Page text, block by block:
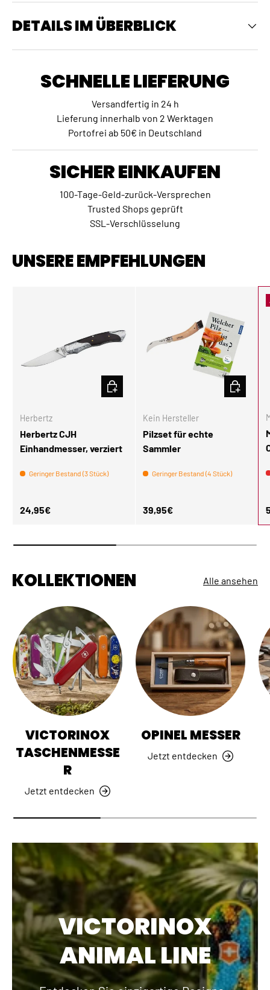
DETAILS IM ÜBERBLICK
SCHNELLE LIEFERUNG
Versandfertig in 24 h
Lieferung innerhalb von 2 Werktagen
Portofrei ab 50€ in Deutschland
SICHER EINKAUFEN
100-Tage-Geld-zurück-Versprechen
Trusted Shops geprüft
SSL-Verschlüsselung
UNSERE EMPFEHLUNGEN
Herbertz
Herbertz CJH
Einhandmesser, verziert
Geringer Bestand (3 Stück)
Normaler Preis
24,95€
IN DEN WARENKORB
Kein Hersteller
Pilzset für echte
Sammler
Geringer Bestand (4 Stück)
Normaler Preis
39,95€
IN DEN
KOLLEKTIONEN Alle ansehen
VICTORINOX
TASCHENMESSE
R
Jetzt entdecken
OPINEL MESSER
Jetzt entdecken
VICTORINOX
ANIMAL LINE